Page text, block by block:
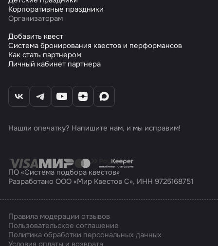
Корпоративные праздники
Организаторам
Добавить квест
Система бронирования квестов и перформансов
Как стать партнером
Личный кабинет партнера
Нашли опечатку? Напишите нам, и мы исправим!
ПО «Система подбора квестов»
Разработано ООО «Мир Квестов С», ИНН 9725168751
Правила модерации отзывов
Пользовательское соглашение
Политика обработки персональных данных
Условия оплаты и возврата